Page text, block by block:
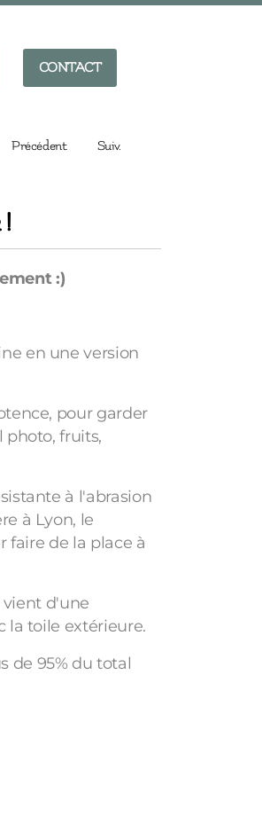
CONTACT
Précédent Suiv.
:)
en une version
pour garder
photo, fruits,
à l'abrasion
à Lyon, le
faire de la place à
vient d'une
la toile extérieure.
de 95% du total